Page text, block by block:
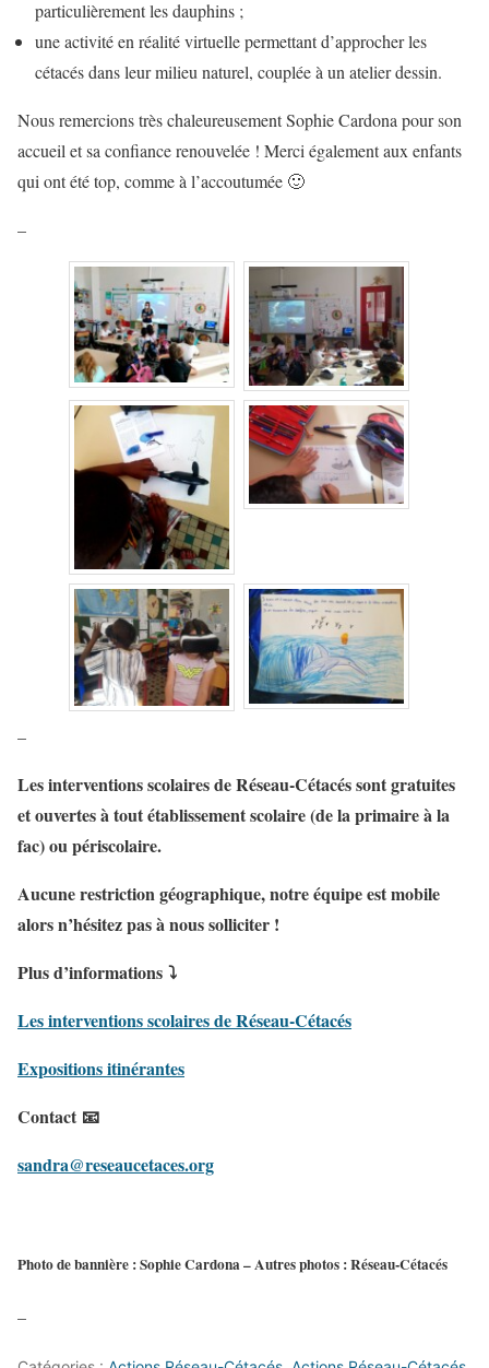
particulièrement les dauphins ;
une activité en réalité virtuelle permettant d’approcher les
cétacés dans leur milieu naturel, couplée à un atelier dessin.
Nous remercions très chaleureusement Sophie Cardona pour son
accueil et sa confiance renouvelée ! Merci également aux enfants
qui ont été top, comme à l’accoutumée 🙂
–
–
Les interventions scolaires de Réseau-Cétacés sont gratuites
et ouvertes à tout établissement scolaire (de la primaire à la
fac) ou périscolaire.
Aucune restriction géographique, notre équipe est mobile
alors n’hésitez pas à nous solliciter !
Plus d’informations ⤵
Les interventions scolaires de Réseau-Cétacés
Expositions itinérantes
Contact 📧
sandra@reseaucetaces.org
Photo de bannière : Sophie Cardona – Autres photos : Réseau-Cétacés
–